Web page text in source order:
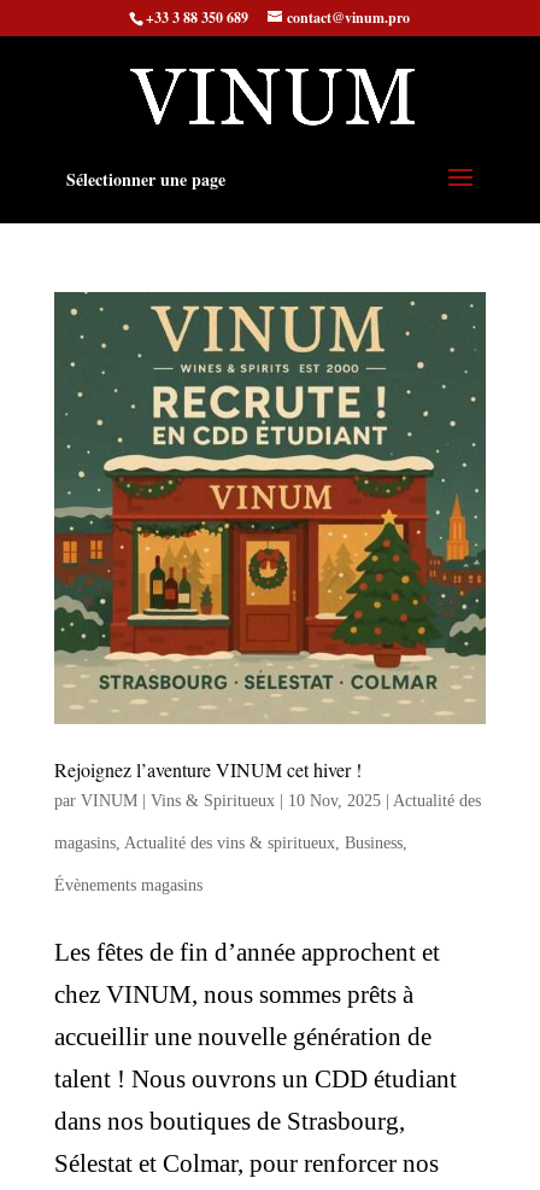
+33 3 88 350 689 contact@vinum.pro
Sélectionner une page
Rejoignez l’aventure VINUM cet hiver !
par VINUM | Vins & Spiritueux| 10 Nov, 2025| Actualité des
magasins, Actualité des vins & spiritueux, Business,
Évènements magasins
Les fêtes de fin d’année approchent et
chez VINUM, nous sommes prêts à
accueillir une nouvelle génération de
talent ! Nous ouvrons un CDD étudiant
dans nos boutiques de Strasbourg,
Sélestat et Colmar, pour renforcer nos